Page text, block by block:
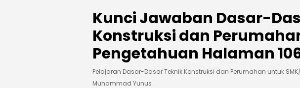
Kunci Jawaban Dasar-
Konstruksi dan
Pengetahuan Halaman
Pelajaran Dasar-Dasar Teknik Konstruksi dan Perumahan untuk SMK/
Muhammad Yunus